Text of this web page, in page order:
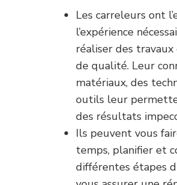
Les carreleurs ont
l’expérience
réaliser des
de qualité. Leur
matériaux, des
outils leur
des résultats
Ils peuvent vous
temps, planifier et
différentes étapes